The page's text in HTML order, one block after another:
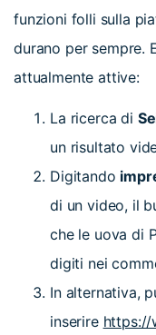
funzioni folli sulla
durano per sempre.
attualmente attive:
La ricerca di
un risultato
Digitando
di un video, il
che le uova di
digiti nei
In alternativa,
inserire https://